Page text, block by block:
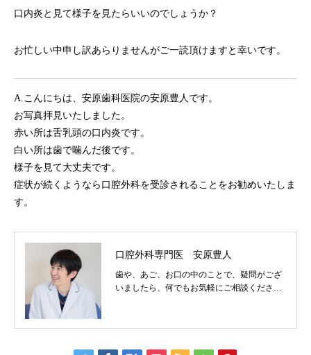
口内炎と見て様子を見たらいいのでしょうか？
お忙しい中申し訳あらりませんがご一読頂けますと幸いです。
A.こんにちは、安原歯科医院の安原豊人です。
お写真拝見いたしました。
赤い所は舌乳頭の口内炎です。
白い所は歯で噛んだ後です。
様子を見て大丈夫です。
症状が続くようなら口腔外科を受診されることをお勧めいたしま
す。
口腔外科専門医 安原豊人
歯や、あご、お口の中のことで、疑問がござ
いましたら、何でもお気軽にご相談くださ